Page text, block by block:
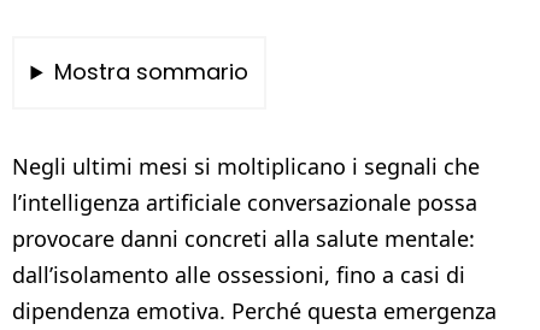
Mostra sommario
Negli ultimi mesi si moltiplicano i segnali che
l’intelligenza artificiale conversazionale possa
provocare danni concreti alla salute mentale:
dall’isolamento alle ossessioni, fino a casi di
dipendenza emotiva. Perché questa emergenza